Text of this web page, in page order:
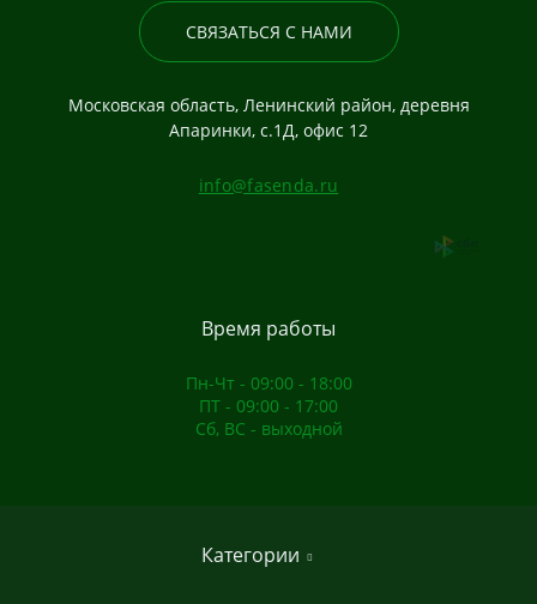
СВЯЗАТЬСЯ С НАМИ
Московская область, Ленинский район, деревня
Апаринки, с.1Д, офис 12
info@fasenda.ru
Категории
Время работы
Пн-Чт - 09:00 - 18:00
ПТ - 09:00 - 17:00
Сб, ВС - выходной